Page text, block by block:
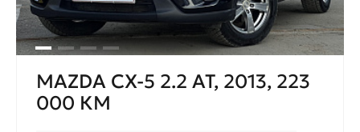
MAZDA CX-5 2.2 AT, 2013, 223
000 КМ